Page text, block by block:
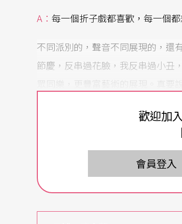
A ： 每一個折子戲都喜歡，每一個都
不同派別的，聲音不同展現的，還
節慶，反串過花臉，我反串過小丑
眾同樂，更豐富藝術的展現。真要
最主要是我對關老爺的尊敬。演
面、在人生體驗上沒有到達到一個
同，他的一舉一動都是一尊像，
尊像。有人說沒演好關老爺會走霉
歡迎加
會員登入